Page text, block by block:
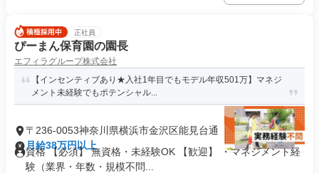
正社員
ぴーまん保育園の園長
エフィラグループ株式会社
【インセンティブあり★入社1年目でもモデル年収501万】マネジ
メント未経験でもポテンシャル...
〒236-0053神奈川県横浜市金沢区能見台通
月給38万円以上
資格 【必須】 無資格・未経験OK 【歓迎】 ・マネジメント経
験（業界・年数・規模不問...